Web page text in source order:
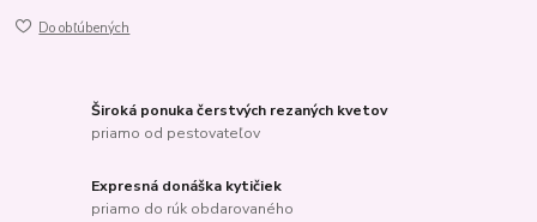
Do obľúbených
Široká ponuka čerstvých rezaných kvetov
priamo od pestovateľov
Expresná donáška kytičiek
priamo do rúk obdarovaného